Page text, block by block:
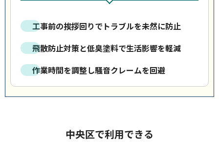
工事前の挨拶回りでトラブルを未然に防止
飛散防止対策と低臭塗料で生活影響を軽減
作業時間を調整し騒音クレームを回避
中央区で利用できる